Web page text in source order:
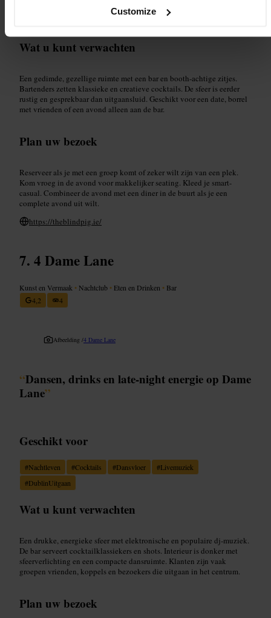
Customize
Wat u kunt verwachten
Een gedimde, gezellige ruimte met een bar en booth-achtige zitjes.
Bartenders zetten klassieke en creatieve cocktails. De sfeer is eerder
rustig en gesprekbaar dan uitgaansluid. Geschikt voor een date, borrel
met vrienden of een avond alleen aan de bar.
Plan uw bezoek
Reserveer als je met een groep komt of zeker wilt zijn van een plek.
Kom vroeg in de avond voor makkelijker seating. Kleed je smart-
casual. Combineer de avond met een diner in de buurt als je een
complete avond uit wilt.
https://theblindpig.ie/
4 Dame Lane
Kunst en Vermaak • Nachtclub • Eten en Drinken • Bar
4,2
4
Afbeelding /4 Dame Lane
“Dansen, drinks en late-night energie op Dame
Lane”
Geschikt voor
#Nachtleven #Cocktails #Dansvloer #Livemuziek
#DublinUitgaan
Wat u kunt verwachten
Een drukke, energieke sfeer met elektronische en populaire dj-muziek.
De bar serveert cocktailklassiekers en shots. Interieur is donker met
sfeerverlichting en een compacte dansruimte. Klanten zijn vaak
groepen vrienden, koppels en bezoekers die uitgaan in het centrum.
Plan uw bezoek